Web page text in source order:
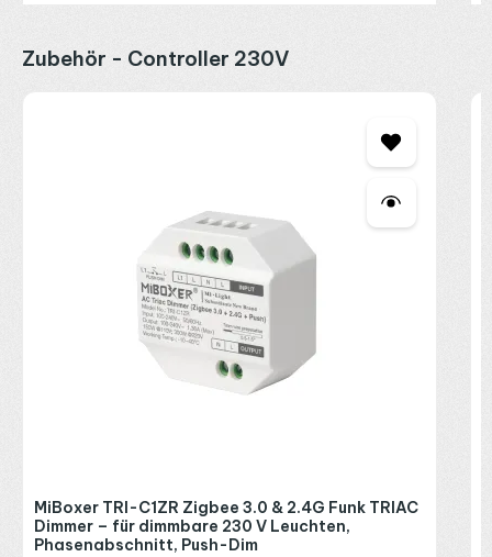
Produktgalerie überspringen
Zubehör - Controller 230V
MiBoxer TRI-C1ZR Zigbee 3.0 & 2.4G Funk TRIAC
Dimmer – für dimmbare 230 V Leuchten,
Phasenabschnitt, Push-Dim